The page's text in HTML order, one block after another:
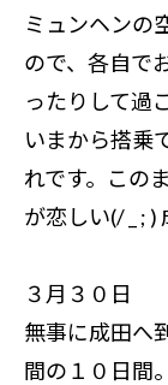
ミュンヘンの
ので、各自で
ったりして過
いまから搭乗
れです。この
が恋しい(/ _ ; )
３月３０日
無事に成田へ
間の１０日間